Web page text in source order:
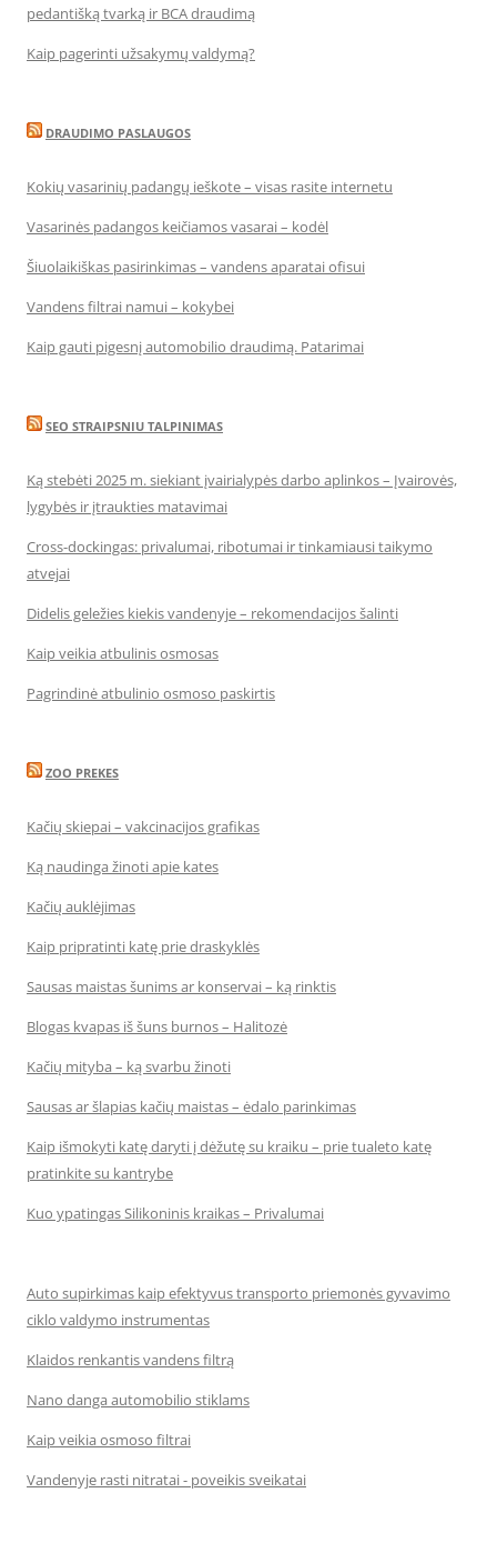
pedantišką tvarką ir BCA draudimą
Kaip pagerinti užsakymų valdymą?
DRAUDIMO PASLAUGOS
Kokių vasarinių padangų ieškote – visas rasite internetu
Vasarinės padangos keičiamos vasarai – kodėl
Šiuolaikiškas pasirinkimas – vandens aparatai ofisui
Vandens filtrai namui – kokybei
Kaip gauti pigesnį automobilio draudimą. Patarimai
SEO STRAIPSNIU TALPINIMAS
Ką stebėti 2025 m. siekiant įvairialypės darbo aplinkos – Įvairovės,
lygybės ir įtraukties matavimai
Cross-dockingas: privalumai, ribotumai ir tinkamiausi taikymo
atvejai
Didelis geležies kiekis vandenyje – rekomendacijos šalinti
Kaip veikia atbulinis osmosas
Pagrindinė atbulinio osmoso paskirtis
ZOO PREKES
Kačių skiepai – vakcinacijos grafikas
Ką naudinga žinoti apie kates
Kačių auklėjimas
Kaip pripratinti katę prie draskyklės
Sausas maistas šunims ar konservai – ką rinktis
Blogas kvapas iš šuns burnos – Halitozė
Kačių mityba – ką svarbu žinoti
Sausas ar šlapias kačių maistas – ėdalo parinkimas
Kaip išmokyti katę daryti į dėžutę su kraiku – prie tualeto katę
pratinkite su kantrybe
Kuo ypatingas Silikoninis kraikas – Privalumai
Auto supirkimas kaip efektyvus transporto priemonės gyvavimo
ciklo valdymo instrumentas
Klaidos renkantis vandens filtrą
Nano danga automobilio stiklams
Kaip veikia osmoso filtrai
Vandenyje rasti nitratai - poveikis sveikatai